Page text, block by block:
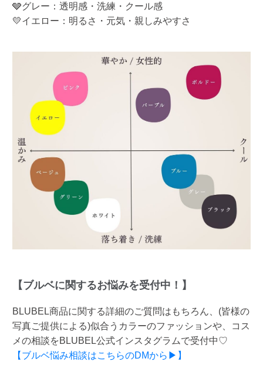
🩶グレー：透明感・洗練・クール感
💛イエロー：明るさ・元気・親しみやすさ
【ブルベに関するお悩みを受付中！】
BLUBEL商品に関する詳細のご質問はもちろん、(皆様の
写真ご提供による)似合うカラーのファッションや、コス
メの相談をBLUBEL公式インスタグラムで受付中♡
【ブルベ悩み相談はこちらのDMから▶】